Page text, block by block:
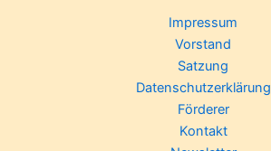
Impressum
Vorstand
Satzung
Datenschutzerklärung
Förderer
Kontakt